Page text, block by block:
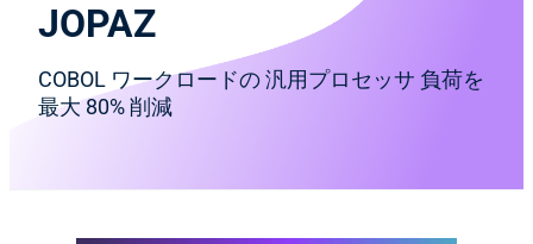
JOPAZ
COBOL ワークロードの 汎用プロセッサ 負荷を
最大 80% 削減